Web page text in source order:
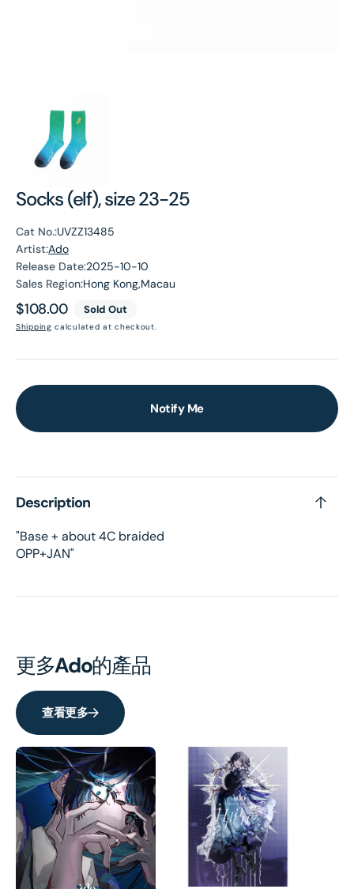
Socks (elf), size 23-25
Cat No.:UVZZ13485
Artist:Ado
Release Date:2025-10-10
Sales Region:Hong Kong,Macau
Regular
price
$108.00 Sold Out
Shipping calculated at checkout.
Notify Me
Description
"Base + about 4C braided
OPP+JAN"
更多Ado的產品
查看更多